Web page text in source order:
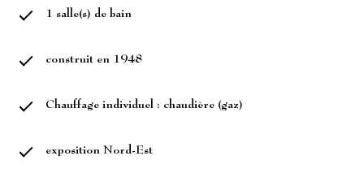
1 salle(s) de bain
construit en 1948
Chauffage individuel : chaudière (gaz)
exposition Nord-Est